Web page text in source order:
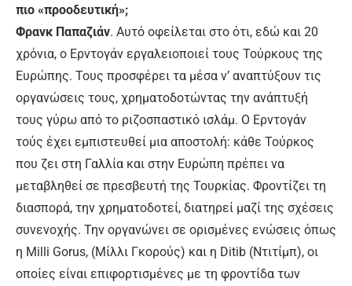
πιο «προοδευτική»;
Φρανκ Παπαζιάν. Αυτό οφείλεται στο ότι, εδώ και 20
χρόνια, ο Ερντογάν εργαλειοποιεί τους Τούρκους της
Ευρώπης. Τους προσφέρει τα μέσα ν’ αναπτύξουν τις
οργανώσεις τους, χρηματοδοτώντας την ανάπτυξή
τους γύρω από το ριζοσπαστικό ισλάμ. Ο Ερντογάν
τούς έχει εμπιστευθεί μια αποστολή: κάθε Τούρκος
που ζει στη Γαλλία και στην Ευρώπη πρέπει να
μεταβληθεί σε πρεσβευτή της Τουρκίας. Φροντίζει τη
διασπορά, την χρηματοδοτεί, διατηρεί μαζί της σχέσεις
συνενοχής. Την οργανώνει σε ορισμένες ενώσεις όπως
η Milli Gorus, (Μίλλι Γκορούς) και η Ditib (Ντιτίμπ), οι
οποίες είναι επιφορτισμένες με τη φροντίδα των